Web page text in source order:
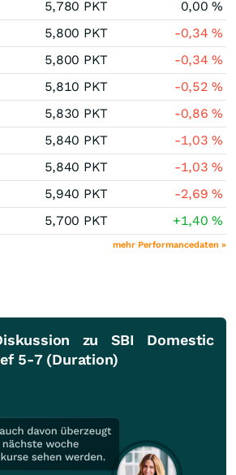
5,780 PKT 0,00%
5,800 PKT -0,34%
5,800 PKT -0,34%
5,810 PKT -0,52%
5,830 PKT -0,86%
5,840 PKT -1,03%
5,840 PKT -1,03%
5,940 PKT -2,69%
5,700 PKT +1,40%
mehr Performancedaten »
zu SBI Domestic
5-7 (Duration)